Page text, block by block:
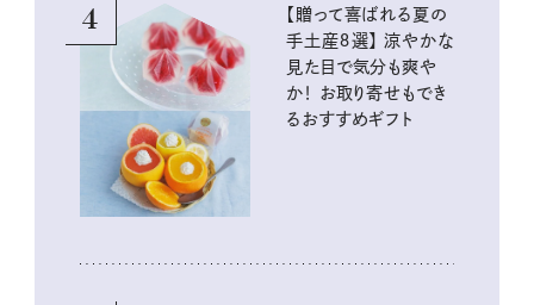
4
【贈って喜ばれる夏の
手土産８選】 涼やかな
見た目で気分も爽や
か！ お取り寄せもでき
るおすすめギフト